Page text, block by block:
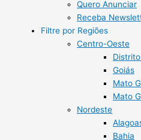
Quero Anunciar
Receba
Filtre por Regiões
Centro-Oeste
Goiás
Mato
Mato
Nordeste
Bahia